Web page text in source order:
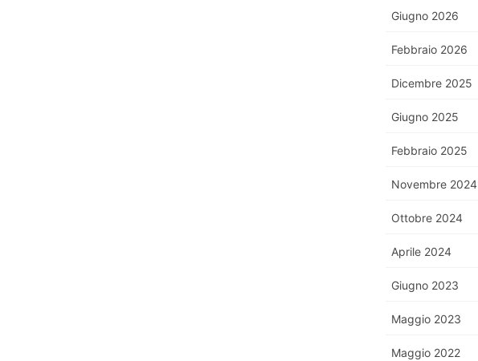
Giugno 2026
Febbraio 2026
Dicembre 2025
Giugno 2025
Febbraio 2025
Novembre 2024
Ottobre 2024
Aprile 2024
Giugno 2023
Maggio 2023
Maggio 2022